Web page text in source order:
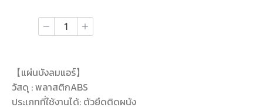
【แผ่นบังลมแอร์】
วัสดุ : พลาสติกABS
ประเภทที่ใช้งานได้: ตัวยึดติดผนัง